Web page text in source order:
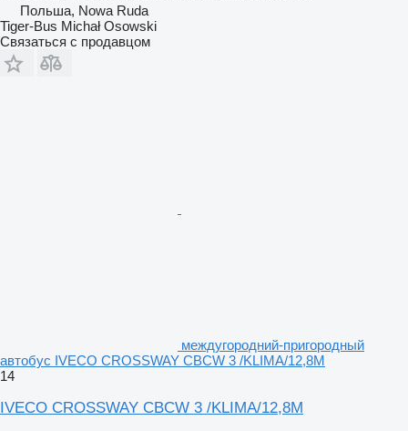
Польша, Nowa Ruda
Tiger-Bus Michał Osowski
Связаться с продавцом
междугородний-пригородный
автобус IVECO CROSSWAY CBCW 3 /KLIMA/12,8M
14
IVECO CROSSWAY CBCW 3 /KLIMA/12,8M